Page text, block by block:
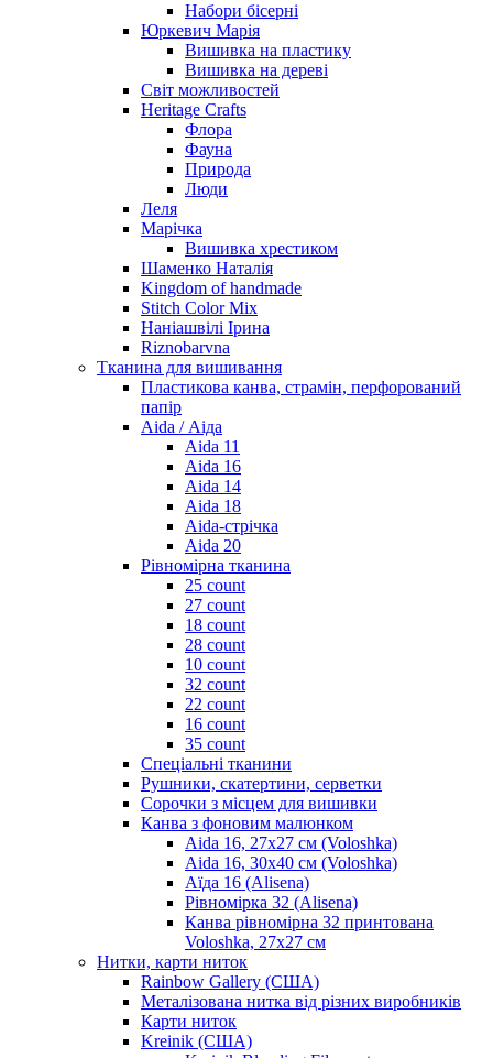
Набори бісерні
Юркевич Марія
Вишивка на пластику
Вишивка на дереві
Світ можливостей
Heritage Crafts
Флора
Фауна
Природа
Люди
Леля
Марічка
Вишивка хрестиком
Шаменко Наталія
Kingdom of handmade
Stitch Color Mix
Наніашвілі Ірина
Riznobarvna
Тканина для вишивання
Пластикова канва, страмін, перфорований
папір
Aida / Аіда
Aida 11
Aida 16
Aida 14
Aida 18
Aida-стрічка
Aida 20
Рівномірна тканина
25 count
27 count
18 count
28 count
10 count
32 count
22 count
16 count
35 count
Спеціальні тканини
Рушники, скатертини, серветки
Сорочки з місцем для вишивки
Канва з фоновим малюнком
Aida 16, 27х27 см (Voloshka)
Aida 16, 30х40 см (Voloshka)
Аїда 16 (Alisena)
Рівномірка 32 (Alisena)
Канва рівномірна 32 принтована
Voloshka, 27х27 см
Нитки, карти ниток
Rainbow Gallery (США)
Металізована нитка від різних виробників
Карти ниток
Kreinik (США)